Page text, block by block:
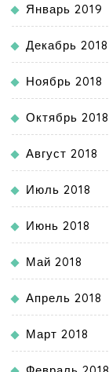
Январь 2019
Декабрь 2018
Ноябрь 2018
Октябрь 2018
Август 2018
Июль 2018
Июнь 2018
Май 2018
Апрель 2018
Март 2018